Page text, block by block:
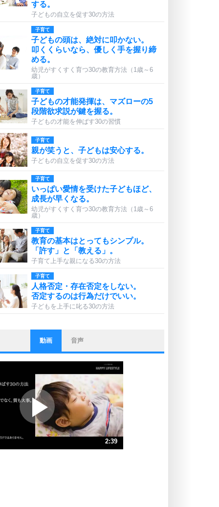
する。
子どもの自立を促す30の方法
子育て
子どもの頭は、絶対に叩かない。
叩くくらいなら、優しく手を握り締
める。
幼児がすくすく育つ30の教育方法（1歳～6
歳）
子育て
子どもの才能発揮は、マズローの5
段階欲求説が鍵を握る。
子どもの才能を伸ばす30の習慣
子育て
親が笑うと、子どもは安心する。
子どもの自立を促す30の方法
子育て
いっぱい愛情を受けた子どもほど、
成長が早くなる。
幼児がすくすく育つ30の教育方法（1歳～6
歳）
子育て
教育の基本はとってもシンプル。
「許す」と「教える」。
子育て上手な親になる30の方法
子育て
人格否定・存在否定をしない。
否定するのは行為だけでいい。
子どもを上手に叱る30の方法
ストレス対策
他人と比べない。
いっそのこと、他人を見ない。
いらいらしない人になる30の方法
プラス思考
ポジティブになれない原因は、行動
しないから。
ポジティブ思考になる30の方法
ストレス対策
動画 音声
2:39